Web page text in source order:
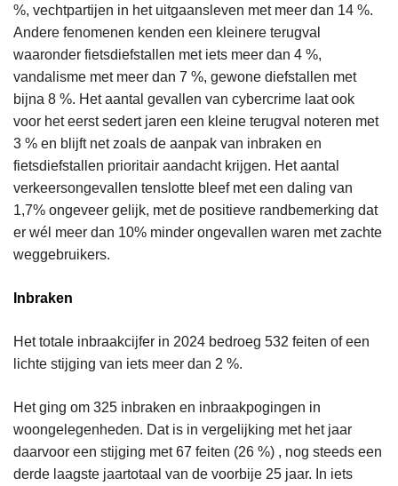
%, vechtpartijen in het uitgaansleven met meer dan 14 %.
Andere fenomenen kenden een kleinere terugval
waaronder fietsdiefstallen met iets meer dan 4 %,
vandalisme met meer dan 7 %, gewone diefstallen met
bijna 8 %. Het aantal gevallen van cybercrime laat ook
voor het eerst sedert jaren een kleine terugval noteren met
3 % en blijft net zoals de aanpak van inbraken en
fietsdiefstallen prioritair aandacht krijgen. Het aantal
verkeersongevallen tenslotte bleef met een daling van
1,7% ongeveer gelijk, met de positieve randbemerking dat
er wél meer dan 10% minder ongevallen waren met zachte
weggebruikers.
Inbraken
Het totale inbraakcijfer in 2024 bedroeg 532 feiten of een
lichte stijging van iets meer dan 2 %.
Het ging om 325 inbraken en inbraakpogingen in
woongelegenheden. Dat is in vergelijking met het jaar
daarvoor een stijging met 67 feiten (26 %) , nog steeds een
derde laagste jaartotaal van de voorbije 25 jaar. In iets